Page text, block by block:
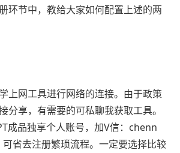
环节中，教给大家如何配置上述的两
上网工具进行网络的连接。由于政策
分享，有需要的可私聊我获取工具。
成品独享个人账号，加V信：chenn
可省去注册繁琐流程。一定要选择比较